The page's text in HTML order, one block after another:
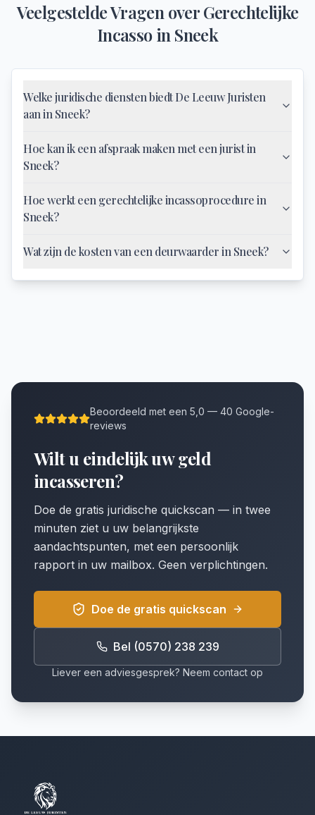
Veelgestelde Vragen overGerechtelijke
Incassoin Sneek
Welke juridische diensten biedt De Leeuw Juristen
aan in Sneek?
Hoe kan ik een afspraak maken met een jurist in
Sneek?
Hoe werkt een gerechtelijke incassoprocedure in
Sneek?
Wat zijn de kosten van een deurwaarder in Sneek?
Beoordeeld met een 5,0 — 40 Google-
reviews
Wilt u eindelijk uw geld
incasseren?
Doe de gratis juridische quickscan — in twee
minuten ziet u uw belangrijkste
aandachtspunten, met een persoonlijk
rapport in uw mailbox. Geen verplichtingen.
Doe de gratis quickscan
Bel (0570) 238 239
Liever een adviesgesprek? Neem contact op